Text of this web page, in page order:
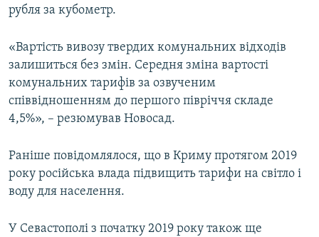
рубля за кубометр.
«Вартість вивозу твердих комунальних відходів
залишиться без змін. Середня зміна вартості
комунальних тарифів за озвученим
співвідношенням до першого півріччя складе
4,5%», – резюмував Новосад.
Раніше повідомлялося, що в Криму протягом 2019
року російська влада підвищить тарифи на світло і
воду для населення.
У Севастополі з початку 2019 року також ще